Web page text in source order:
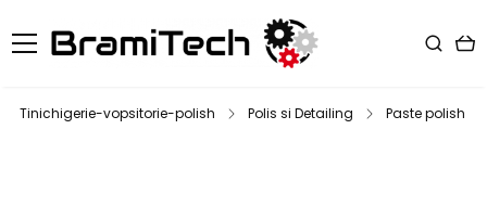
Tinichigerie-vopsitorie-polish Polis si Detailing Paste polish